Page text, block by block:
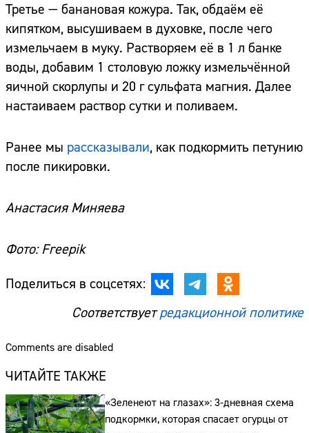
Третье — банановая кожура. Так, обдаём её
кипятком, высушиваем в духовке, после чего
измельчаем в муку. Растворяем её в 1 л банке
воды, добавим 1 столовую ложку измельчённой
яичной скорлупы и 20 г сульфата магния. Далее
настаиваем раствор сутки и поливаем.
Ранее мы рассказывали, как подкормить петунию
после пикировки.
Анастасия Миняева
Фото: Freepik
Поделиться в соцсетях:
Соответствуетредакционной политике
Comments are disabled
ЧИТАЙТЕ ТАКЖЕ
«Зеленеют на глазах»: 3-дневная схема
подкормки, которая спасает огурцы от